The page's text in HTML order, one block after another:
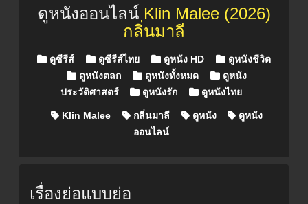
ดูหนังออนไลน์ Klin Malee (2026)
กลิ่นมาลี
Posted in
ดูซีรีส์ ดูซีรีส์ไทย ดูหนัง HD
ดูหนังชีวิต
ดูหนังตลก
ดูหนังทั้งหมด
ดูหนัง
ประวัติศาสตร์
ดูหนังรัก ดูหนังไทย
Klin Malee กลิ่นมาลี ดูหนัง
ดูหนัง
ออนไลน์
เรื่องย่อแบบย่อ